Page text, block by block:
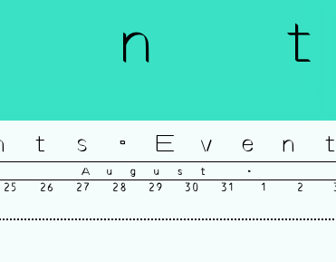
n t